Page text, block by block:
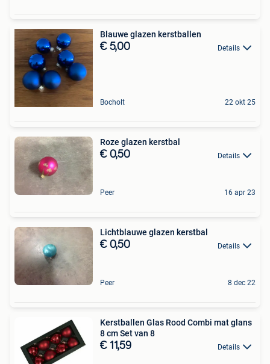
Blauwe glazen kerstballen
€ 5,00 Details
Bocholt 22 okt 25
Roze glazen kerstbal
€ 0,50 Details
Peer 16 apr 23
Lichtblauwe glazen kerstbal
€ 0,50 Details
Peer 8 dec 22
Kerstballen Glas Rood Combi mat glans
8 cm Set van 8
€ 11,59 Details